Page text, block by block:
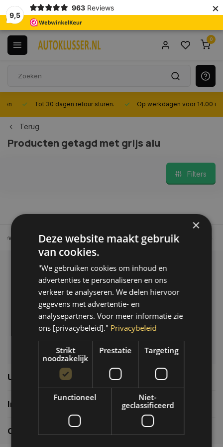
9,5
963 Reviews ×
0
Tot 30 dagen retour sturen. Op werkdagen voor 14.00 uur
Terug
Producten getagd met grijs alu
Filters
Tot 30 dagen retour sturen. Op werkdagen voor 14.00 uur
Klantenservice
Veelgestelde vragen
06-39119169
info@autoklusser.nl
Usefull links
Informatie
Contactgegevens
×
Deze website maakt gebruik
van cookies.
"We gebruiken cookies om inhoud en
advertenties te personaliseren en ons
verkeer te analyseren. We delen hiervoor
gegevens met advertentie- en
analysepartners. Voor meer informatie zie
ons [privacybeleid]." Privacybeleid
Strikt
noodzakelijk
Prestatie Targeting
Functioneel
Niet-
geclassificeerd